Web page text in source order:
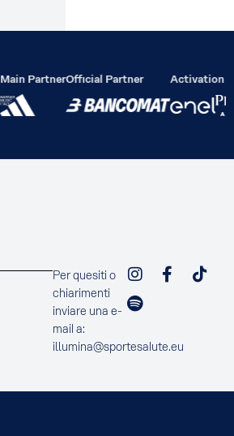
Main PartnerOfficial Partner Activation
Per quesiti o
chiarimenti
inviare una e-
mail a:
illumina@sportesalute.eu